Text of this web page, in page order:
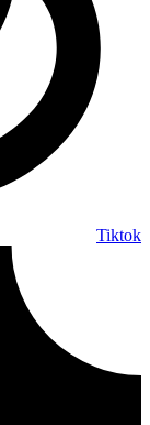
Tiktok